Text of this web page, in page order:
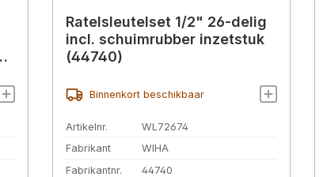
Ratelsleutelset 1/2" 26-delig
incl. schuimrubber inzetstuk
(44740)
Binnenkort beschikbaar
Artikelnr.
WL72674
Fabrikant
WIHA
Fabrikantnr.
44740